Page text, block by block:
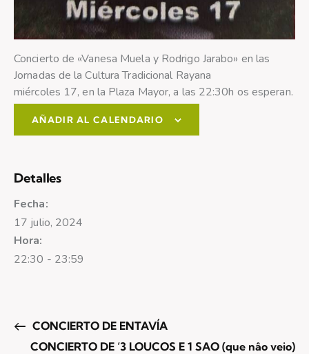
Concierto de «Vanesa Muela y Rodrigo Jarabo» en las
Jornadas de la Cultura Tradicional Rayana
miércoles 17, en la Plaza Mayor, a las 22:30h os esperan.
AÑADIR AL CALENDARIO
Detalles
Fecha:
17 julio, 2024
Hora:
22:30 - 23:59
CONCIERTO DE ENTAVÍA
CONCIERTO DE ‘3 LOUCOS E 1 SAO (que nâo veio)